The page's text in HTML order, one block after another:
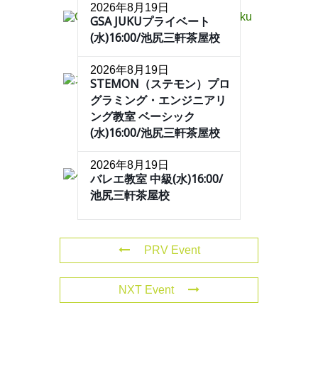
2026年8月19日
GSA JUKUプライベート
(水)16:00/池尻三軒茶屋校
2026年8月19日
STEMON（ステモン）プロ
グラミング・エンジニアリ
ング教室 ベーシック
(水)16:00/池尻三軒茶屋校
2026年8月19日
バレエ教室 中級(水)16:00/
池尻三軒茶屋校
PRV Event
NXT Event